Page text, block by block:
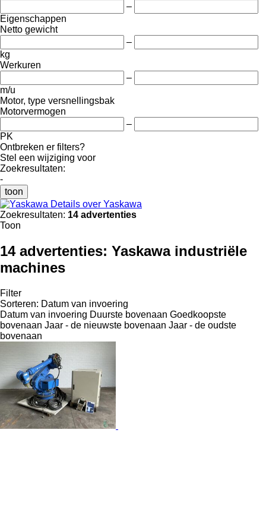
–
Eigenschappen
Netto gewicht
–
kg
Werkuren
–
m/u
Motor, type versnellingsbak
Motorvermogen
–
PK
Ontbreken er filters?
Stel een wijziging voor
Zoekresultaten:
-
toon
Details over Yaskawa
Zoekresultaten: 14 advertenties
Toon
14 advertenties: Yaskawa industriële
machines
Filter
Sorteren: Datum van invoering
Datum van invoering Duurste bovenaan Goedkoopste
bovenaan Jaar - de nieuwste bovenaan Jaar - de oudste
bovenaan